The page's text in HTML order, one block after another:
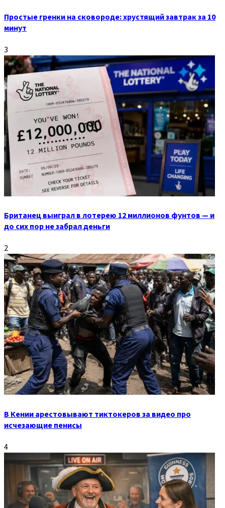
Простые гренки на сковороде: хрустящий завтрак за 10
минут
3
Британец выиграл в лотерею 12 миллионов фунтов — и
до сих пор не забрал деньги
2
В Кении арестовывают тиктокеров за видео про
исчезающие пенисы
4